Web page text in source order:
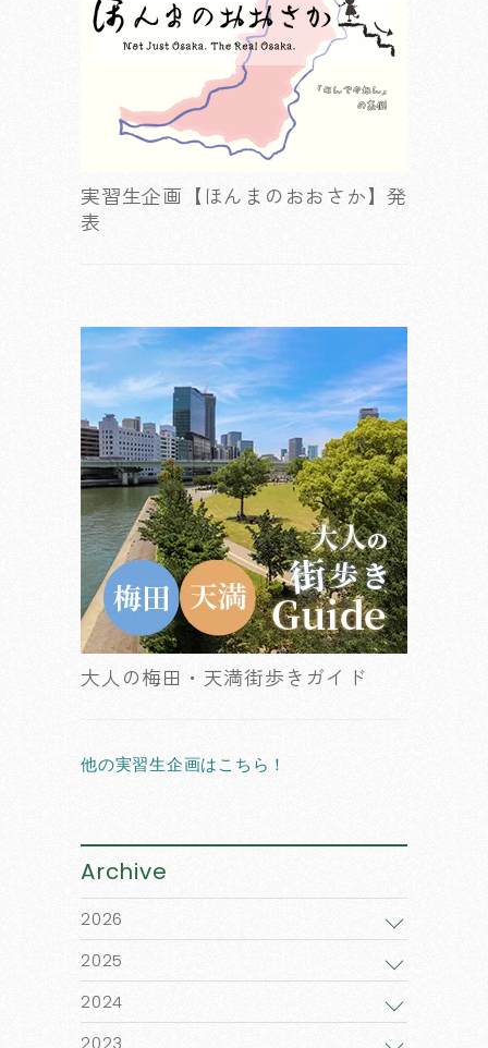
実習生企画【ほんまのおおさか】発
表
大人の梅田・天満街歩きガイド
他の実習生企画はこちら！
Archive
2026
2025
2024
2023